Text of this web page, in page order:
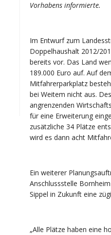
Vorhabens informierte.
Im Entwurf zum
Doppelhaushalt 2012/
bereits vor. Das Land
189.000 Euro auf. Auf
Mitfahrerparkplatz
bei Weitem nicht aus.
angrenzenden
für eine Erweiterung
zusätzliche 34 Plätze
wird es dann acht
Ein weiterer
Anschlussstelle
Sippel in Zukunft eine
„Alle Plätze haben eine